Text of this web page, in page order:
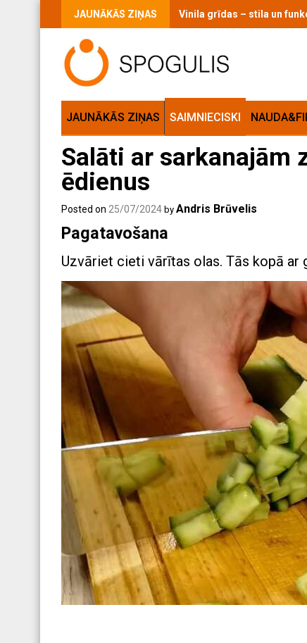
JAUNĀKĀS ZIŅAS Vaigu sārtums ikdienas
JAUNĀKĀS ZIŅAS SAIMNIECISKI
Salāti ar sarkanajām
ēdienus
Posted on 25/07/2024 by Andris Brūvelis
Pagatavošana
Uzvāriet cieti vārītas olas. Tās kopā ar